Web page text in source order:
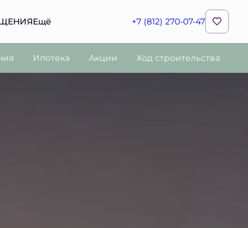
Ипотека Акции Ход строительства
Ещё +7 (812) 270-07-47